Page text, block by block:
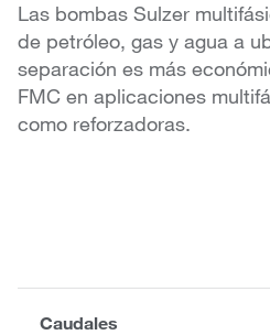
Las bombas Sulzer
de petróleo, gas y agua a
separación es más
FMC en aplicaciones
como reforzadoras.
Caudales